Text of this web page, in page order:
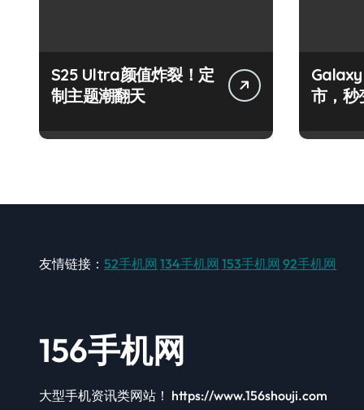
S25 Ultra颜值炸裂！定
制主题潮翻天
市，秒
友情链接： 52手机网 134手机网 153手机网 92手机网
156手机网
大型手机资讯类网站！ https://www.156shouji.com